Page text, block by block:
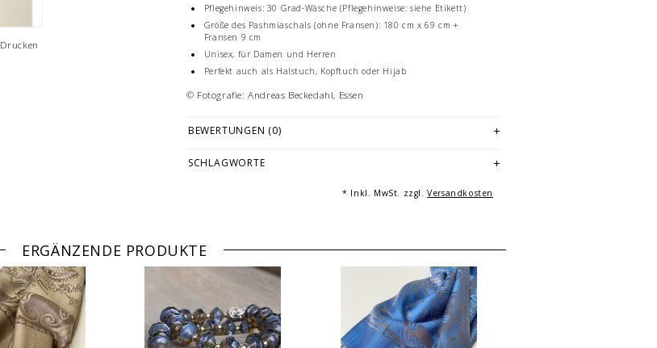
Drucken
Pflegehinweis: 30 Grad-Wäsche (Pflegehinweise: siehe Etikett)
Größe des Pashmiaschals (ohne Fransen): 180 cm x 69 cm +
Fransen 9 cm
Unisex, für Damen und Herren
Perfekt auch als Halstuch, Kopftuch oder Hijab
© Fotografie: Andreas Beckedahl, Essen
BEWERTUNGEN (0)
SCHLAGWORTE
* Inkl. MwSt. zzgl.Versandkosten
ERGÄNZENDE PRODUKTE